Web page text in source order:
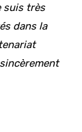
suis très
dans la